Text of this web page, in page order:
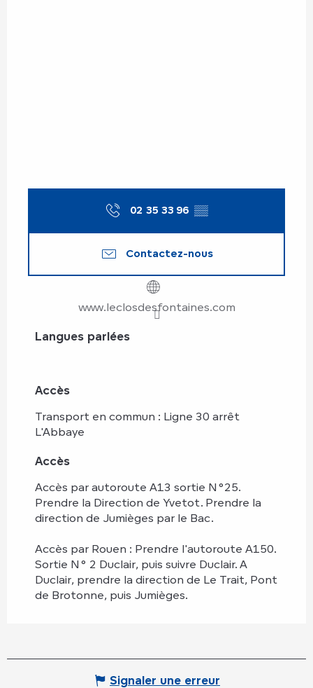
02 35 33 96 ▒▒
Contactez-nous
www.leclosdesfontaines.com
Langues parlées
Langues parlées
Accès
Accès
Transport en commun : Ligne 30 arrêt
L'Abbaye
Accès
Accès
Accès par autoroute A13 sortie N°25.
Prendre la Direction de Yvetot. Prendre la
direction de Jumièges par le Bac.
Accès par Rouen : Prendre l'autoroute A150.
Sortie N° 2 Duclair, puis suivre Duclair. A
Duclair, prendre la direction de Le Trait, Pont
de Brotonne, puis Jumièges.
Signaler une erreur